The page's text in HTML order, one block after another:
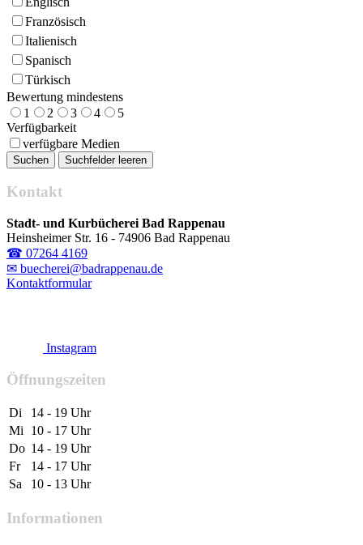
Französisch
Italienisch
Spanisch
Türkisch
Bewertung mindestens
1
2 3 4
5
Verfügbarkeit
verfügbare Medien
Kontakt
Stadt- und Kurbücherei Bad Rappenau
Heinsheimer Str. 16 - 74906 Bad Rappenau
☎ 07264 4169
✉ buecherei@badrappenau.de
Kontaktformular
Instagram
Öffnungszeiten
Di
14 - 19 Uhr
Mi
10 - 17 Uhr
Do 14 - 19 Uhr
Fr
14 - 17 Uhr
Sa
10 - 13 Uhr
Informationen